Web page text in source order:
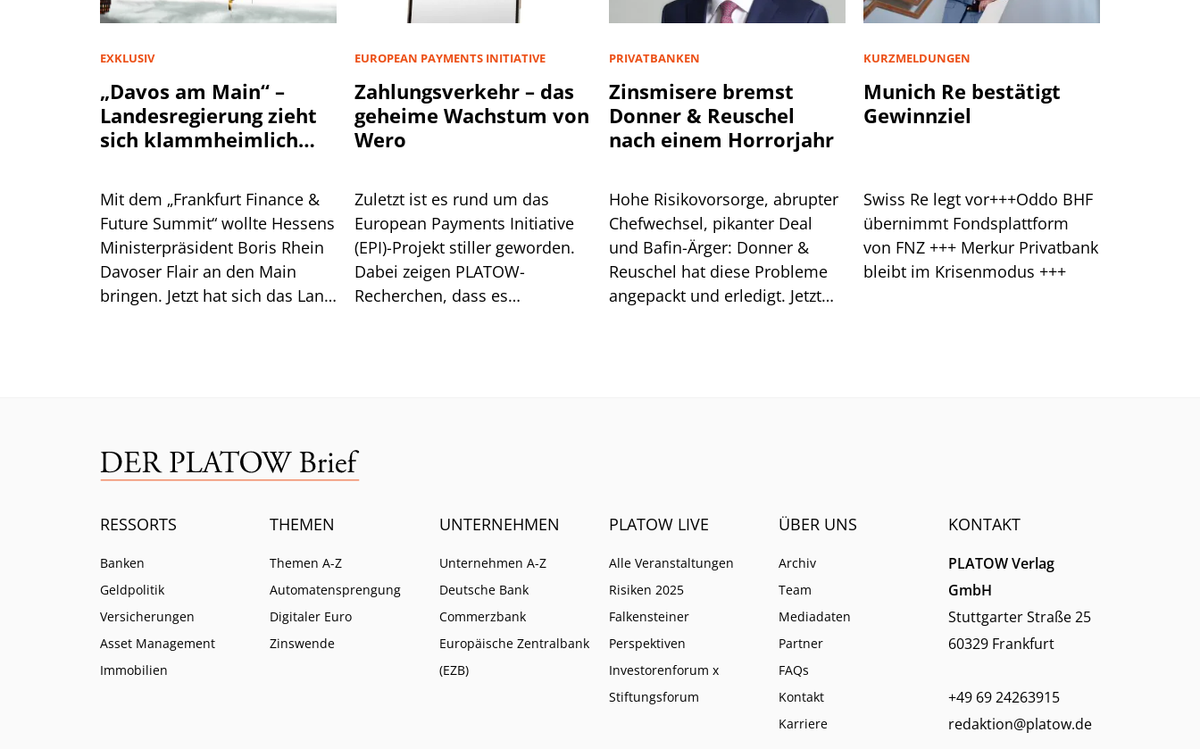
EXKLUSIV
„Davos am Main“ –
Landesregierung zieht
sich klammheimlich
Mit dem „Frankfurt Finance &
Future Summit“ wollte Hessens
Ministerpräsident Boris Rhein
Davoser Flair an den Main
bringen. Jetzt hat sich das Land
EUROPEAN PAYMENTS INITIATIVE
Zahlungsverkehr – das
geheime Wachstum von
Wero
Zuletzt ist es rund um das
European Payments Initiative
(EPI)-Projekt stiller geworden.
Dabei zeigen PLATOW-
Recherchen, dass es
PRIVATBANKEN
Zinsmisere bremst
Donner & Reuschel
nach einem Horrorjahr
Hohe Risikovorsorge, abrupter
Chefwechsel, pikanter Deal
und Bafin-Ärger: Donner &
Reuschel hat diese Probleme
angepackt und erledigt. Jetzt
KURZMELDUNGEN
Munich Re bestätigt
Gewinnziel
Swiss Re legt vor+++Oddo BHF
übernimmt Fondsplattform
von FNZ +++ Merkur Privatbank
bleibt im Krisenmodus +++
RESSORTS
Banken
Geldpolitik
Versicherungen
Asset Management
Immobilien
THEMEN
Themen A-Z
Automatensprengung
Digitaler Euro
Zinswende
UNTERNEHMEN
Unternehmen A-Z
Deutsche Bank
Commerzbank
Europäische Zentralbank
(EZB)
PLATOW LIVE
Alle Veranstaltungen
Risiken 2025
Falkensteiner
Perspektiven
Investorenforum x
Stiftungsforum
ÜBER UNS
Archiv
Team
Mediadaten
Partner
FAQs
Kontakt
Karriere
KONTAKT
PLATOW Verlag
GmbH
Stuttgarter Straße 25
60329 Frankfurt
+49 69 24263915
redaktion@platow.de